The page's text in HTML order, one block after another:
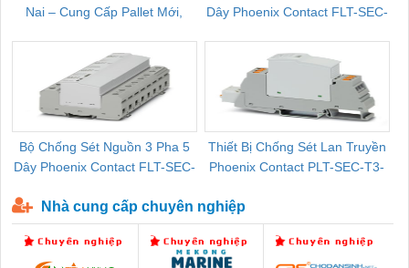
Nai – Cung Cấp Pallet Mới,
Dây Phoenix Contact FLT-SEC-
Bộ Chống Sét Nguồn 3 Pha 5
Dây Phoenix Contact FLT-SEC-
Thiết Bị Chống Sét Lan Truyền
Phoenix Contact PLT-SEC-T3-
Nhà cung cấp chuyên nghiệp